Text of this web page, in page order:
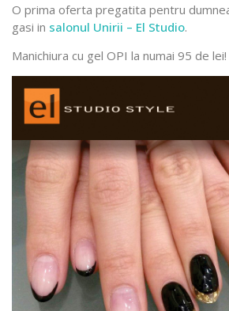
O prima oferta pregatita pentru
gasi in salonul Unirii – El Studio.
Manichiura cu gel OPI la numai 95 de lei!